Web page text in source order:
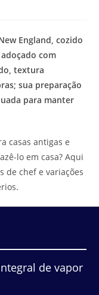
England, cozido
com
textura
sua preparação
para manter
casas antigas e
lo em casa? Aqui
de chef e variações
de vapor